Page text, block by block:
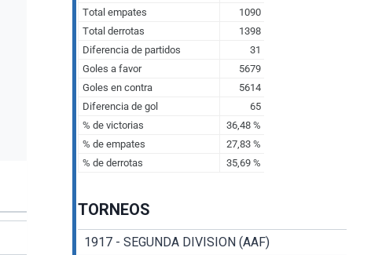
TORNEOS
1917 - SEGUNDA DIVISION (AAF)